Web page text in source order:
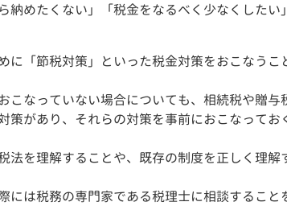
納めたくない」「税金をなるべく少なくした
に「節税対策」といった税金対策をおこなう
こなっていない場合についても、相続税や贈与
策があり、それらの対策を事前におこなって
法を理解することや、既存の制度を正しく理
には税務の専門家である税理士に相談すること